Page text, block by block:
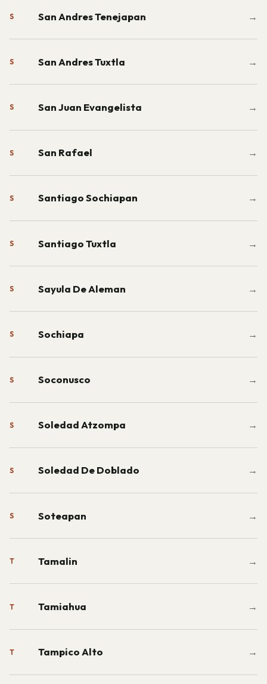
S San Andres Tenejapan →
S San Andres Tuxtla →
S San Juan Evangelista →
S San Rafael →
S Santiago Sochiapan →
S Santiago Tuxtla →
S Sayula De Aleman →
S Sochiapa →
S Soconusco →
S Soledad Atzompa →
S Soledad De Doblado →
S Soteapan →
T Tamalin →
T Tamiahua →
T Tampico Alto →